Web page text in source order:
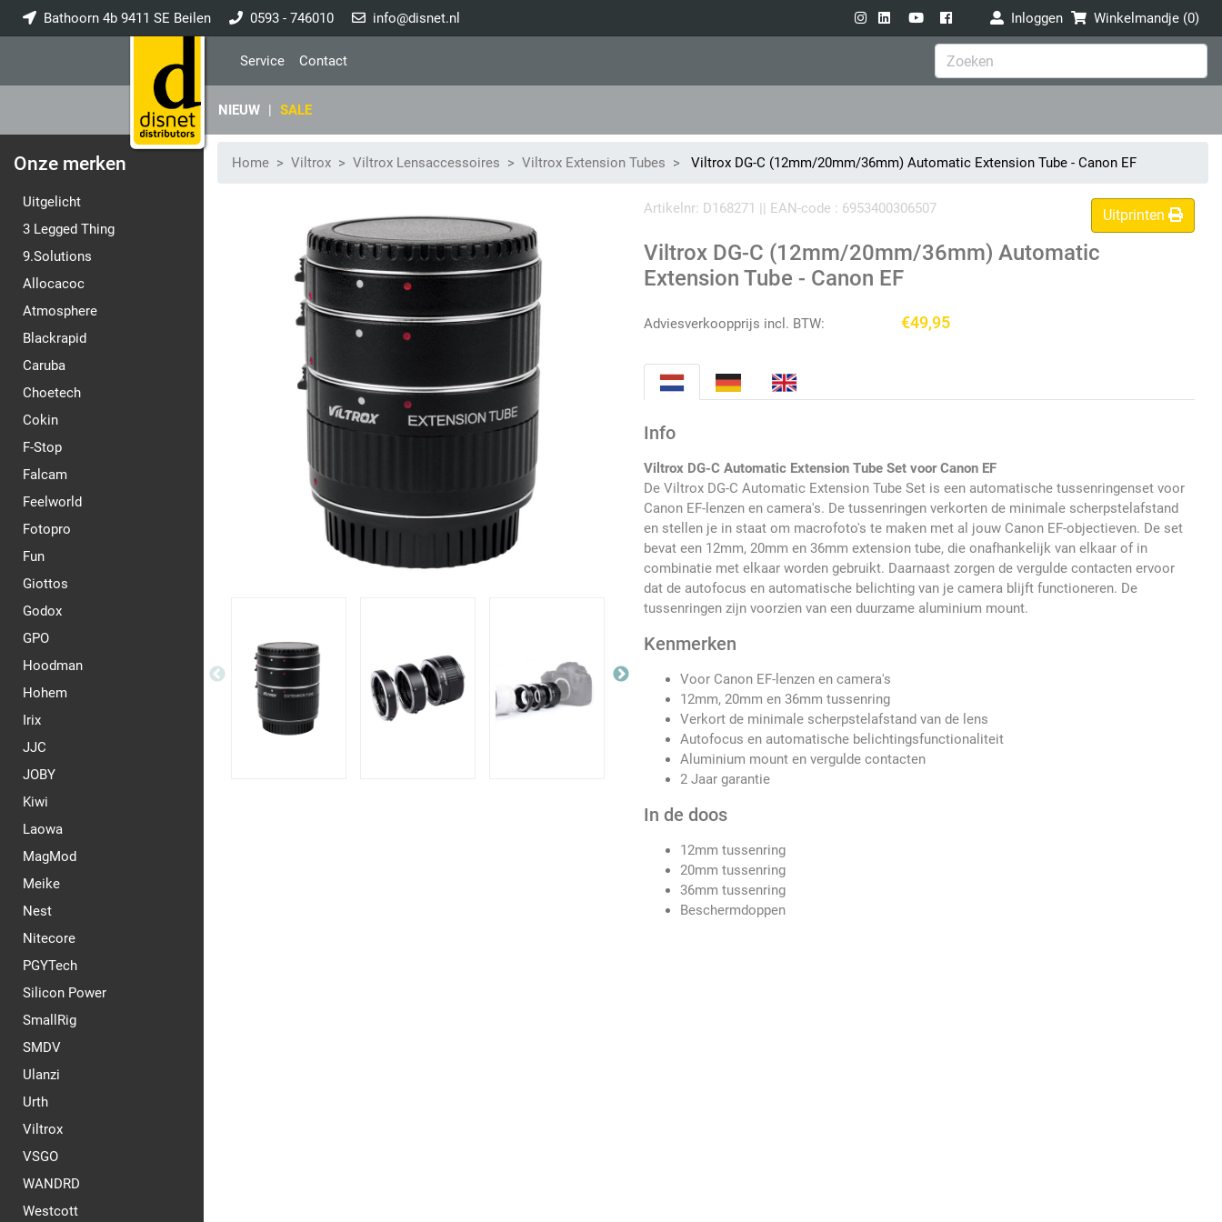
Bathoorn 4b 9411 SE Beilen 0593 - 746010 info@disnet.nl Inloggen Winkelmandje (0)
Service Contact
NIEUW | SALE
Onze merken
Uitgelicht
3 Legged Thing
9.Solutions
Allocacoc
Atmosphere
Blackrapid
Caruba
Choetech
Cokin
F-Stop
Falcam
Feelworld
Fotopro
Fun
Giottos
Godox
GPO
Hoodman
Hohem
Irix
JJC
JOBY
Kiwi
Laowa
MagMod
Meike
Nest
Nitecore
PGYTech
Silicon Power
SmallRig
SMDV
Ulanzi
Urth
Viltrox
VSGO
WANDRD
Westcott
Home Viltrox Viltrox Lensaccessoires Viltrox Extension Tubes Viltrox DG-C (12mm/20mm/36mm) Automatic Extension Tube - Canon EF
Artikelnr: D168271 || EAN-code : 6953400306507 Uitprinten
Viltrox DG-C (12mm/20mm/36mm) Automatic
Extension Tube - Canon EF
Adviesverkoopprijs incl. BTW: €49,95
Info
Viltrox DG-C Automatic Extension Tube Set voor Canon EF
De Viltrox DG-C Automatic Extension Tube Set is een automatische tussenringenset voor
Canon EF-lenzen en camera's. De tussenringen verkorten de minimale scherpstelafstand
en stellen je in staat om macrofoto's te maken met al jouw Canon EF-objectieven. De set
bevat een 12mm, 20mm en 36mm extension tube, die onafhankelijk van elkaar of in
combinatie met elkaar worden gebruikt. Daarnaast zorgen de vergulde contacten ervoor
dat de autofocus en automatische belichting van je camera blijft functioneren. De
tussenringen zijn voorzien van een duurzame aluminium mount.
Kenmerken
Voor Canon EF-lenzen en camera's
12mm, 20mm en 36mm tussenring
Verkort de minimale scherpstelafstand van de lens
Autofocus en automatische belichtingsfunctionaliteit
Aluminium mount en vergulde contacten
2 Jaar garantie
In de doos
12mm tussenring
20mm tussenring
36mm tussenring
Beschermdoppen